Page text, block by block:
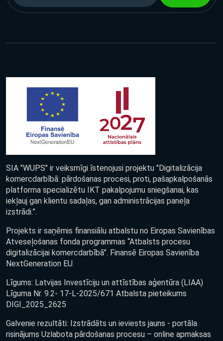
SIA "WUPS" ir veiksmīgi īstenojusi projektu "Digitalizācija
komercdarbībā: pārdošanas procesi, proti, pašapkalpošanās
platforma specializētu IKT pakalpojumu sniegšanai, kas
iekļauj gan klientu sadaļas, gan administrācijas paneļa
izstrādi.”.
Projekts ir saņēmis finansiālu atbalstu no Eiropas Savienības
Atveseļošanas fonda programmas “Atbalsts procesu
digitalizācijai komercdarbībā”. Finansē Eiropas Savienība
NextGeneration EU.
Līgums: Latvijas Investīciju un attīstības aģentūra (LIAA)
Līguma Nr. 9.2- 17-L-2025/671 Atbalsta pieteikums
DIGI_2025_2625
Galvenie rezultāti: Izstrādāts un ieviests jauns - portāla
risinājums Uzlabota pārdošanas procesu – online apmaksas